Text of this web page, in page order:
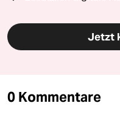
Jetzt
0 Kommentare